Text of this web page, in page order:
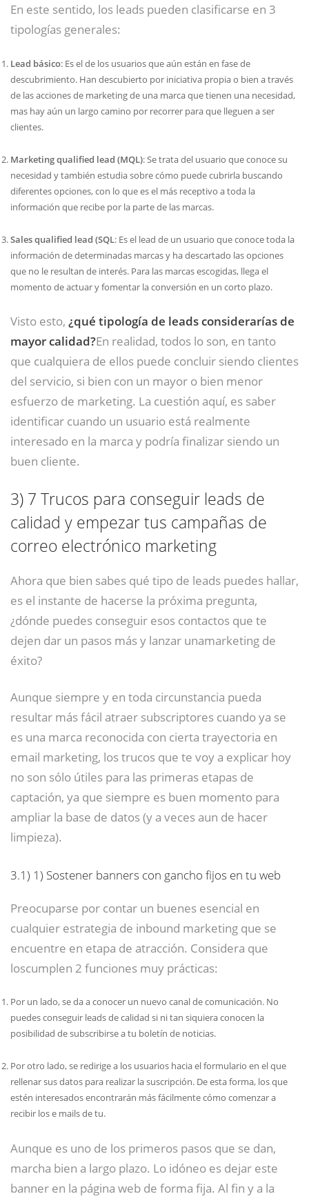
En este sentido, los leads pueden clasificarse en 3
tipologías generales:
Lead básico: Es el de los usuarios que aún están en fase de
descubrimiento. Han descubierto por iniciativa propia o bien a través
de las acciones de marketing de una marca que tienen una necesidad,
mas hay aún un largo camino por recorrer para que lleguen a ser
clientes.
Marketing qualified lead (MQL): Se trata del usuario que conoce su
necesidad y también estudia sobre cómo puede cubrirla buscando
diferentes opciones, con lo que es el más receptivo a toda la
información que recibe por la parte de las marcas.
Sales qualified lead (SQL: Es el lead de un usuario que conoce toda la
información de determinadas marcas y ha descartado las opciones
que no le resultan de interés. Para las marcas escogidas, llega el
momento de actuar y fomentar la conversión en un corto plazo.
Visto esto, ¿qué tipología de leads considerarías de
mayor calidad?En realidad, todos lo son, en tanto
que cualquiera de ellos puede concluir siendo clientes
del servicio, si bien con un mayor o bien menor
esfuerzo de marketing. La cuestión aquí, es saber
identificar cuando un usuario está realmente
interesado en la marca y podría finalizar siendo un
buen cliente.
3) 7 Trucos para conseguir leads de
calidad y empezar tus campañas de
correo electrónico marketing
Ahora que bien sabes qué tipo de leads puedes hallar,
es el instante de hacerse la próxima pregunta,
¿dónde puedes conseguir esos contactos que te
dejen dar un pasos más y lanzar unamarketing de
éxito?
Aunque siempre y en toda circunstancia pueda
resultar más fácil atraer subscriptores cuando ya se
es una marca reconocida con cierta trayectoria en
email marketing, los trucos que te voy a explicar hoy
no son sólo útiles para las primeras etapas de
captación, ya que siempre es buen momento para
ampliar la base de datos (y a veces aun de hacer
limpieza).
3.1) 1) Sostener banners con gancho fijos en tu web
Preocuparse por contar un buenes esencial en
cualquier estrategia de inbound marketing que se
encuentre en etapa de atracción. Considera que
loscumplen 2 funciones muy prácticas:
Por un lado, se da a conocer un nuevo canal de comunicación. No
puedes conseguir leads de calidad si ni tan siquiera conocen la
posibilidad de subscribirse a tu boletín de noticias.
Por otro lado, se redirige a los usuarios hacia el formulario en el que
rellenar sus datos para realizar la suscripción. De esta forma, los que
estén interesados encontrarán más fácilmente cómo comenzar a
recibir los e mails de tu.
Aunque es uno de los primeros pasos que se dan,
marcha bien a largo plazo. Lo idóneo es dejar este
banner en la página web de forma fija. Al fin y a la